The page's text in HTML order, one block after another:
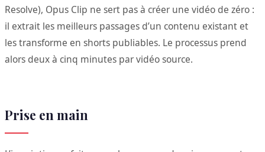
Resolve), Opus Clip ne sert pas à créer une vidéo de zéro :
il extrait les meilleurs passages d’un contenu existant et
les transforme en shorts publiables. Le processus prend
alors deux à cinq minutes par vidéo source.
Prise en main